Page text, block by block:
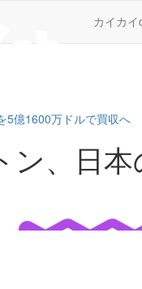
カイカ
5億1600万ドルで買収へ
ン、日